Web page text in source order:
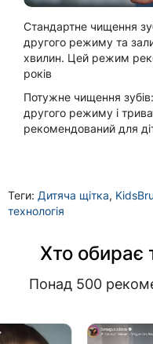
Стандартне чищення
другого режиму та
хвилин. Цей режим
років
Потужне чищення
другого режиму і
рекомендований для
Теги: Дитяча щітка,
технологія
Хто обирає
Понад 500